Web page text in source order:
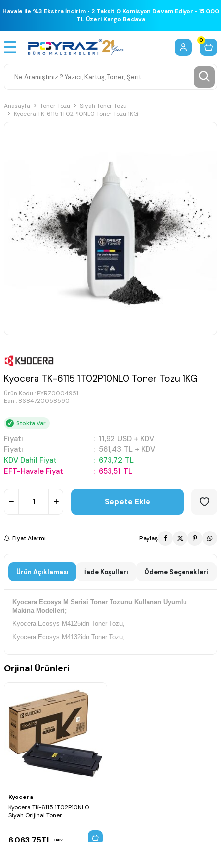
Havale ile %3 Ekstra İndirim • 2 Taksit 0 Komisyon Devam Ediyor • 15.000
TL Üzeri Kargo Bedava
0
Anasayfa Toner Tozu
Siyah Toner Tozu
Kyocera TK-6115 1T02P10NL0 Toner Tozu 1KG
Kyocera TK-6115 1T02P10NL0 Toner Tozu 1KG
Ürün Kodu : PYRZ0004951
Ean : 8684720058590
Stokta Var
Fiyatı : 11,92 USD + KDV
Fiyatı
: 561,43 TL + KDV
KDV Dahil Fiyat
: 673,72 TL
EFT-Havale Fiyat
: 653,51 TL
Sepete Ekle
Fiyat Alarmı Paylaş
Ürün Açıklaması İade Koşulları Ödeme Seçenekleri
Kyocera Ecosys M Serisi Toner Tozunu Kullanan Uyumlu
Makina Modelleri;
Kyocera Ecosys M4125idn Toner Tozu,
Kyocera Ecosys M4132idn Toner Tozu,
Orjinal Ürünleri
Kyocera
Kyocera TK-6115 1T02P10NL0
Siyah Orijinal Toner
6.063,75TL KDV